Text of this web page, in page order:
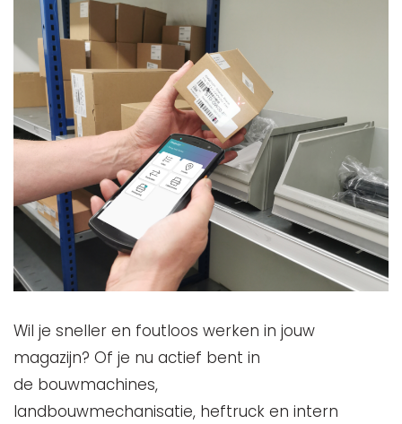
Wil je sneller en foutloos werken in jouw
magazijn? Of je nu actief bent in
de bouwmachines,
landbouwmechanisatie, heftruck en intern